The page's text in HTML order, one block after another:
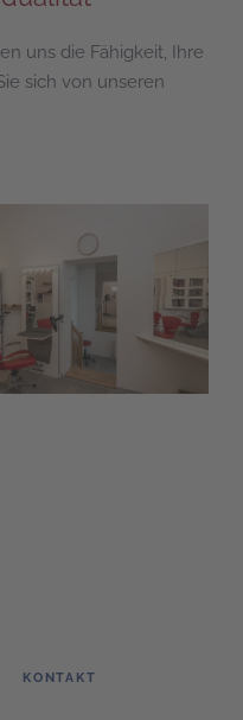
uns die Fähigkeit, Ihre
sich von unseren
KONTAKT